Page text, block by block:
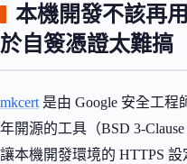
本機開發不該再
於自簽憑證太難搞
mkcert是由 Google 安全工程
年開源的工具（BSD 3-
讓本機開發環境的 HTTPS